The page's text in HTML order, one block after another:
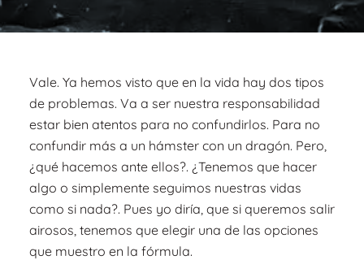
Vale. Ya hemos visto que en la vida hay dos tipos
de problemas. Va a ser nuestra responsabilidad
estar bien atentos para no confundirlos. Para no
confundir más a un hámster con un dragón. Pero,
¿qué hacemos ante ellos?. ¿Tenemos que hacer
algo o simplemente seguimos nuestras vidas
como si nada?. Pues yo diría, que si queremos salir
airosos, tenemos que elegir una de las opciones
que muestro en la fórmula.